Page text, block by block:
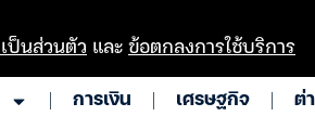
การเงิน เศรษฐกิจ ต่
ป็นส่วนตัว และข้อตกลงการใช้บริการ